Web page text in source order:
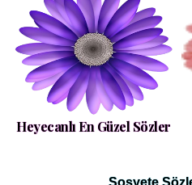
Heyecanlı En Güzel Sözler
Sosyete